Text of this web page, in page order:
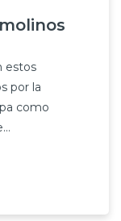
estos
por la
como